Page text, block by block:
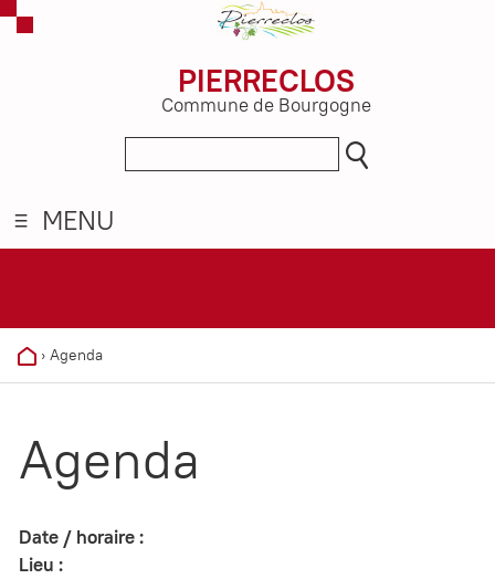
PIERRECLOS
Commune de Bourgogne
MENU
› Agenda
Agenda
Date / horaire :
Lieu :